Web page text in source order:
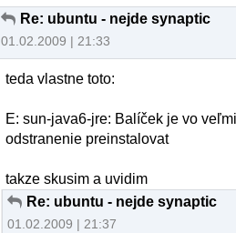
Re: ubuntu - nejde synaptic
01.02.2009 | 21:33
teda vlastne toto:
E: sun-java6-jre: Balíček je vo
odstranenie preinstalovat
takze skusim a uvidim
Re: ubuntu - nejde synaptic
01.02.2009 | 21:37